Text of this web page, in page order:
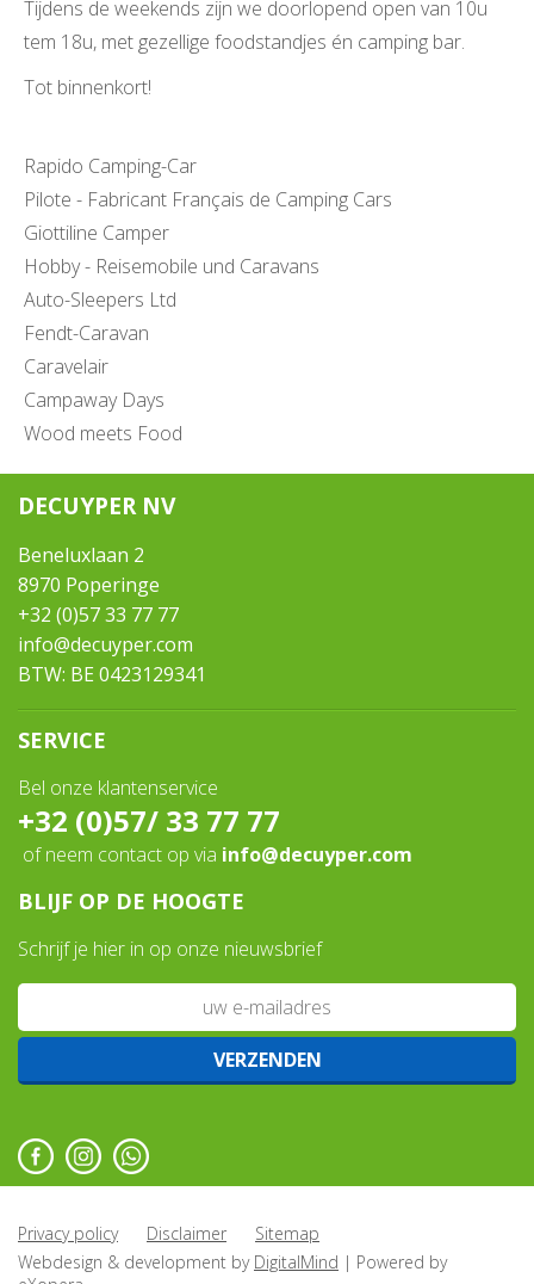
Tijdens de weekends zijn we doorlopend open van 10u
tem 18u, met gezellige foodstandjes én camping bar.
Tot binnenkort!
Rapido Camping-Car
Pilote - Fabricant Français de Camping Cars
Giottiline Camper
Hobby - Reisemobile und Caravans
Auto-Sleepers Ltd
Fendt-Caravan
Caravelair
Campaway Days
Wood meets Food
DECUYPER NV
Beneluxlaan 2
8970 Poperinge
+32 (0)57 33 77 77
info@decuyper.com
BTW: BE 0423129341
SERVICE
Bel onze klantenservice
+32 (0)57/ 33 77 77
of neem contact op via info@decuyper.com
BLIJF OP DE HOOGTE
Schrijf je hier in op onze nieuwsbrief
Privacy policy Disclaimer
Sitemap
Webdesign & development by DigitalMind | Powered by